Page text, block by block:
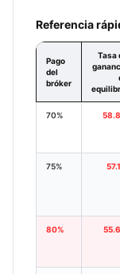
Referencia
Pago
del
bróker
Tasa
70%
75%
80%